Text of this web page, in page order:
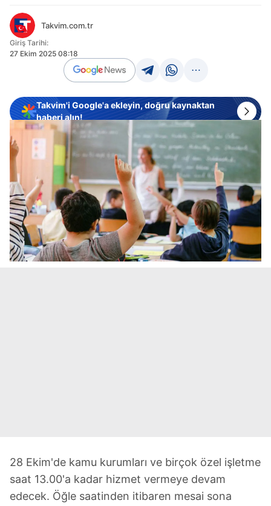
Takvim.com.tr
Giriş Tarihi:
27 Ekim 2025 08:18
Takvim'i Google'a ekleyin, doğru kaynaktan
haberi alın!
28 Ekim'de kamu kurumları ve birçok özel işletme
saat 13.00'a kadar hizmet vermeye devam
edecek. Öğle saatinden itibaren mesai sona